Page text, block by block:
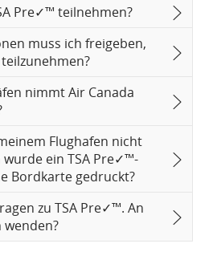
Pre✓™ teilnehmen?
muss ich freigeben,
nimmt Air Canada
Flughafen nicht
ein TSA Pre✓™-
Bordkarte gedruckt?
zu TSA Pre✓™. An
wenden?